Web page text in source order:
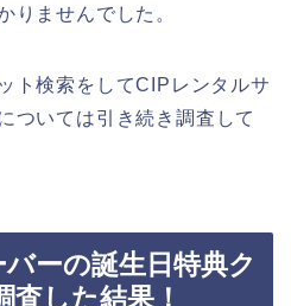
りませんでした。
ト検索をしてCIPレンタルサ
ついては引き続き調査して
ーの誕生日特典ク
査した結果！